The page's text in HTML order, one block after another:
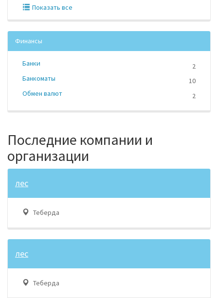
Показать все
Финансы
Банки
2
Банкоматы
10
Обмен валют
2
Последние компании и
организации
лес
Теберда
лес
Теберда